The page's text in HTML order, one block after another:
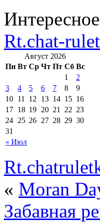
Интересное
Rt.chat-
Август 2026
Пн Вт Ср Чт Пт Сб Вс
« Июл
1
2
3
4 5 6 7 8
9
10 11 12 13 14 15 16
17 18 19 20 21 22 23
24 25 26 27 28 29 30
31
« Moran
Забавная